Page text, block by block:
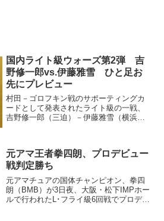
国内ライト級ウォーズ第2弾 吉
野修一郎vs.伊藤雅雪 ひと足お
先にプレビュー
村田－ゴロフキン戦のサポーティングカ
ードとして発表されたライト級の一戦、
吉野修一郎（三迫）－伊藤雅雪（横浜
決定の報に興奮しているファンも多いは
ず。リスケジュールの日を...
元アマ王者拳四朗、プロデビュー
戦判定勝ち
元アマチュアの国体チャンピオン、拳四
朗（BMB）が3日夜、大阪・松下IMPホー
ルで行われたL･フライ級6回戦でプロデビ